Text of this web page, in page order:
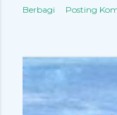
Berbagi Posting